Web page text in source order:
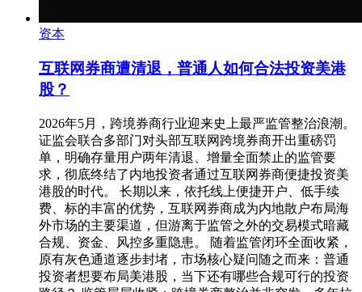
资本
互联网券商遭清退，普通人如何合法投资美港
股？
2026年5月，跨境券商行业迎来史上最严监管整治浪潮。
证监会联合多部门对头部互联网跨境券商开出重磅罚
单，明确存量用户两年清退、增量全面禁止的监管要
求，彻底终结了内地投资者通过互联网券商便捷投资美
港股的时代。 长期以来，依托线上便捷开户、低手续
费、标的丰富的优势，互联网券商成为内地散户布局海
外市场的主要渠道，但游离于监管之外的交易模式暗藏
合规、资金、风控多重隐患。 随着监管闭环全面收紧，
原有灰色通道逐步封堵，市场核心疑问随之而来：普通
投资者想要布局美港股，当下还有哪些合规可行的投资